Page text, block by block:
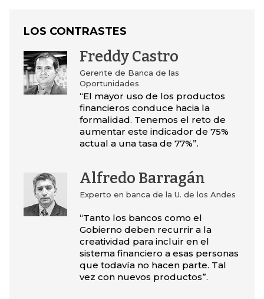
LOS CONTRASTES
Freddy Castro
Gerente de Banca de las
Oportunidades
“El mayor uso de los productos
financieros conduce hacia la
formalidad. Tenemos el reto de
aumentar este indicador de 75%
actual a una tasa de 77%”.
Alfredo Barragán
Experto en banca de la U. de los Andes
“Tanto los bancos como el
Gobierno deben recurrir a la
creatividad para incluir en el
sistema financiero a esas personas
que todavía no hacen parte. Tal
vez con nuevos productos”.